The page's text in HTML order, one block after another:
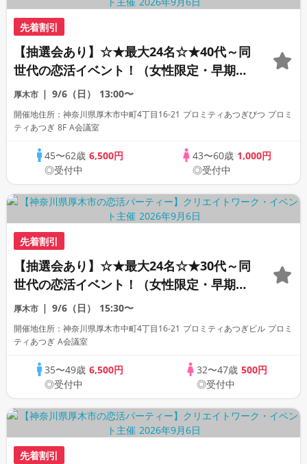
先着割引
【抽選会あり】☆★最大24名☆★40代～同
世代の恋活イベント！（女性限定・早期申
込特典）
厚木市 9/6（日） 13:00〜
開催地住所：神奈川県厚木市中町4丁目16-21 プロミティあつぎびつ プロミ
ティあつぎ 8F A会議室
45〜62歳6,500円
◎受付中
43〜60歳 1,000円
◎受付中
先着割引
【抽選会あり】☆★最大24名☆★30代～同
世代の恋活イベント！（女性限定・早期申
込特典）
厚木市 9/6（日） 15:30〜
開催地住所：神奈川県厚木市中町4丁目16-21 プロミティあつぎビル プロミ
ティあつぎ A会議室
35〜49歳6,500円
◎受付中
32〜47歳 500円
◎受付中
先着割引